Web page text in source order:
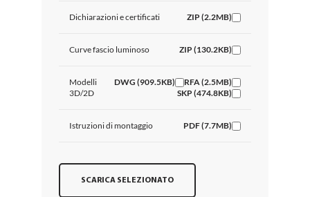
Dichiarazioni e certificati ZIP (2.2MB)
Curve fascio luminoso ZIP (130.2KB)
Modelli
3D/2D
DWG (909.5KB)
RFA (2.5MB)
SKP (474.8KB)
Istruzioni di montaggio PDF (7.7MB)
SCARICA SELEZIONATO